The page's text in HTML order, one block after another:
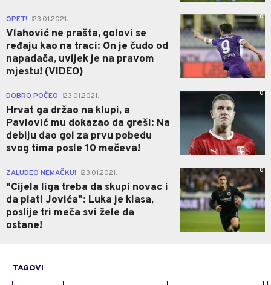
OPET! 23.01.2021.
Vlahović ne prašta, golovi se
ređaju kao na traci: On je čudo od
napadača, uvijek je na pravom
mjestu! (VIDEO)
0
DOBRO POČEO 23.01.2021.
Hrvat ga držao na klupi, a
Pavlović mu dokazao da greši: Na
debiju dao gol za prvu pobedu
svog tima posle 10 mečeva!
0
ZALUDEO NEMAČKU! 23.01.2021.
"Cijela liga treba da skupi novac i
da plati Jovića": Luka je klasa,
poslije tri meča svi žele da
ostane!
0
TAGOVI